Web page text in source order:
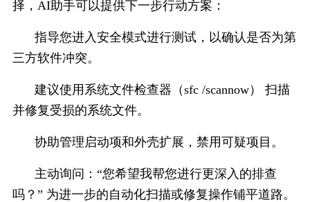
择，AI助手可以提供下一步行动方案：
指导您进入安全模式进行测试，以确认是否为第
三方软件冲突。
建议使用系统文件检查器（sfc /scannow） 扫描
并修复受损的系统文件。
协助管理启动项和外壳扩展，禁用可疑项目。
主动询问：“您希望我帮您进行更深入的排查
吗？” 为进一步的自动化扫描或修复操作铺平道路。